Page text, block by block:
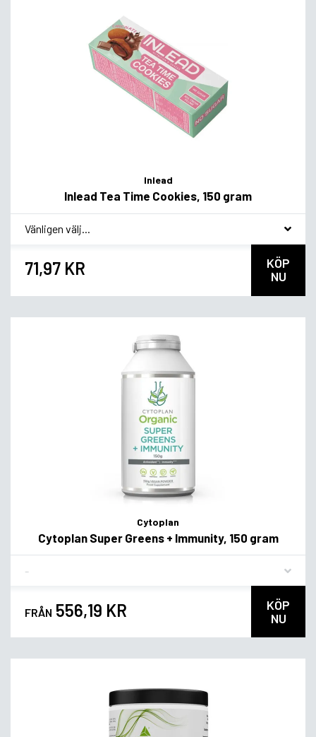
Inlead
Inlead Tea Time Cookies, 150 gram
* Smakvariant
71,97 KR
KÖP
NU
Cytoplan
Cytoplan Super Greens + Immunity, 150 gram
FRÅN 556,19 KR
KÖP
NU